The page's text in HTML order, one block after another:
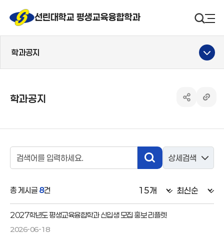
선린대 로고선린대학교 평생교육융합학과 검색사
학과공지
학과공지 공유하기
링크
검색어입력 검색 상세검색
총 게시글 8건
2027학년도 평생교육융합학과 신입생 모집 홍보 리플렛
2026-06-18